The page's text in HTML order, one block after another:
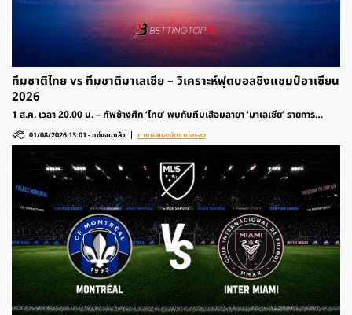
ทีมชาติไทย vs ทีมชาติมาเลเซีย – วิเคราะห์ฟุตบอลชิงแชมป์อาเซียน
2026
1 ส.ค. เวลา 20.00 น. – ทัพช้างศึก ‘ไทย’ พบกับทีมเสือมลายา ‘มาเลเซีย’ รายการ
รองได้ที่นี่01/08/2026 13:01 -แข่งจบแล้ว ทายผลและอัตราต่อรอง